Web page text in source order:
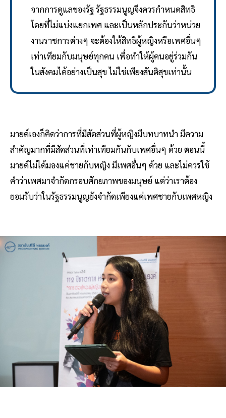
จากการดูแลของรัฐ รัฐธรรมนูญจึงควรกำหนดสิทธิ
โดยที่ไม่แบ่งแยกเพศ และเป็นหลักประกันว่าหน่วย
งานราชการต่างๆ จะต้องให้สิทธิผู้หญิงหรือเพศอื่นๆ
เท่าเทียมกับมนุษย์ทุกคน เพื่อทำให้ผู้คนอยู่ร่วมกัน
ในสังคมได้อย่างเป็นสุข ไม่ใช่เพียงสันติสุขเท่านั้น
มายด์เองก็คิดว่าการที่มีสัดส่วนที่ผู้หญิงมีบทบาทนำ มีความ
สำคัญมากที่มีสัดส่วนที่เท่าเทียมกันกับเพศอื่นๆ ด้วย ตอนนี้
มายด์ไม่ได้มองแค่ชายกับหญิง มีเพศอื่นๆ ด้วย และไม่ควรใช้
คำว่าเพศมาจำกัดกรอบศักยภาพของมนุษย์ แต่ว่าเราต้อง
ยอมรับว่าในรัฐธรรมนูญยังจำกัดเพียงแค่เพศชายกับเพศหญิง